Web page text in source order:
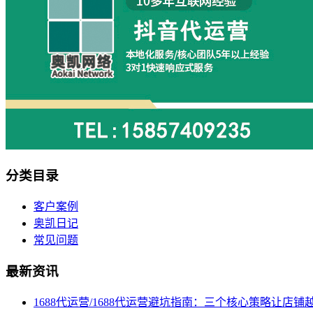
分类目录
客户案例
奥凯日记
常见问题
最新资讯
1688代运营/1688代运营避坑指南：三个核心策略让店铺